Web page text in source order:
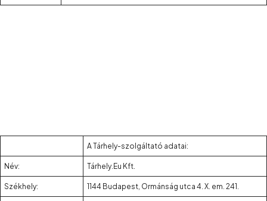
A Tárhely-szolgáltató adatai:
Név: Tárhely.Eu Kft.
Székhely: 1144 Budapest, Ormánság utca 4. X. em. 241.